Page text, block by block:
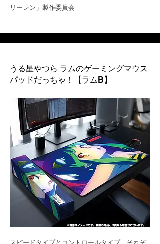
リーレン」製作委員会
うる星やつら ラムのゲーミングマウス
パッドだっちゃ！【ラムB】